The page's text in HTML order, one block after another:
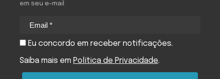
em seu e-mail
Eu concordo em receber notificações.
Saiba mais em Política de Privacidade.